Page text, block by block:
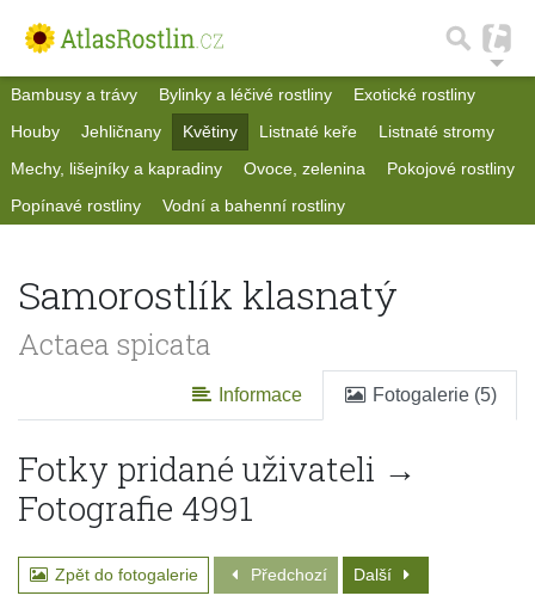
Bambusy a trávy Bylinky a léčivé rostliny
Exotické rostliny
Houby
Jehličnany Květiny Listnaté keře
Listnaté stromy
Mechy, lišejníky a kapradiny
Ovoce, zelenina
Pokojové rostliny
Popínavé rostliny
Vodní a bahenní rostliny
Samorostlík klasnatý
Actaea spicata
Informace Fotogalerie (5)
Fotky pridané uživateli →
Fotografie 4991
Zpět do fotogalerie Předchozí Další